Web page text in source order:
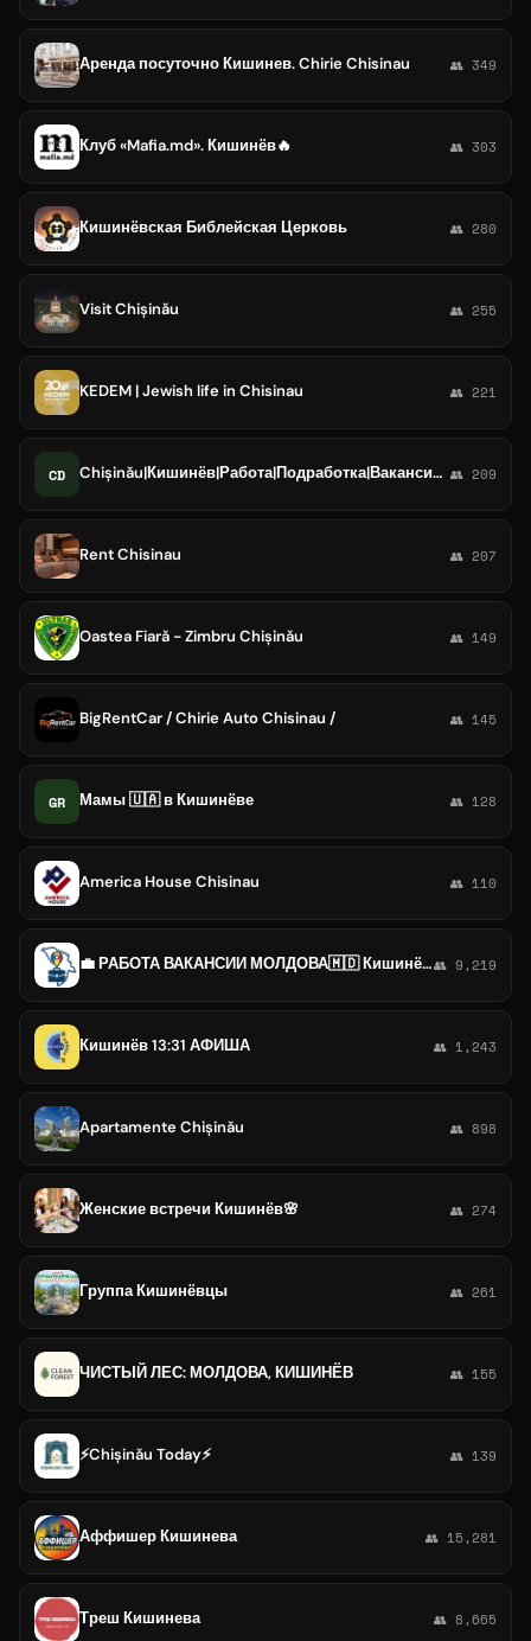
Аренда посуточно Кишинев. Chirie Chisinau 👥 349
Клуб «Mafia.md». Кишинёв🔥 👥 303
Кишинёвская Библейская Церковь 👥 280
Visit Chișinău 👥 255
KEDEM | Jewish life in Chisinau 👥 221
CD Chișinău|Кишинёв|Работа|Подработка|Вакансии|Актуально|Заработок|Чат|Lucru|Oferte de lucru|Caut de lucru|locuri de muncă|Joblist| 👥 209
Rent Chisinau 👥 207
Oastea Fiară - Zimbru Chișinău 👥 149
BigRentCar / Chirie Auto Chisinau / 👥 145
GR Мамы 🇺🇦 в Кишинёве 👥 128
America House Chisinau 👥 110
💼 РАБОТА ВАКАНСИИ МОЛДОВА🇲🇩 Кишинёв, Бельцы, Комрат, Кагул, Оргей 🇲🇩👥 9,219
Кишинёв 13:31 АФИША 👥 1,243
Apartamente Chișinău 👥 898
Женские встречи Кишинёв🌸 👥 274
Группа Кишинёвцы 👥 261
ЧИСТЫЙ ЛЕС: МОЛДОВА, КИШИНЁВ 👥 155
⚡️Chișinău Today⚡️ 👥 139
Аффишер Кишинева 👥 15,281
Треш Кишинева 👥 8,665